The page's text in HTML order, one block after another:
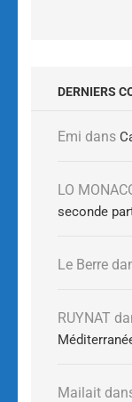
DERNIERS
Emi dans
LO
seconde
Le Berre
RUYNAT
Mailait